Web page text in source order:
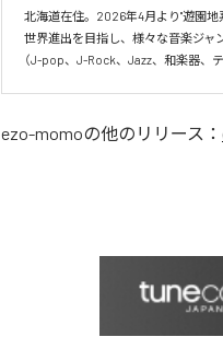
北海道在住。2026年4月より"遊園地
世界進出を目指し、様々な音楽ジャ
（J-pop、J-Rock、Jazz、和楽器、テ
ezo-momoの他のリリース：